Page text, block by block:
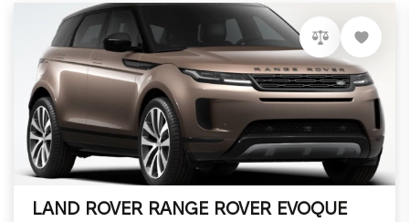
LAND ROVER RANGE ROVER EVOQUE